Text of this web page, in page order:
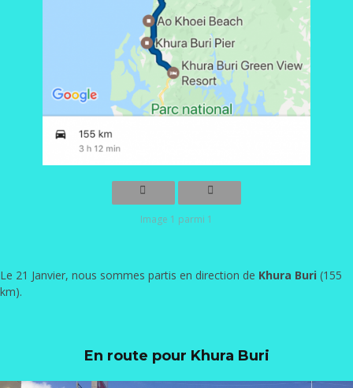
Image 1 parmi 1
Le 21 Janvier, nous sommes partis en direction de Khura Buri (155
km).
En route pour Khura Buri